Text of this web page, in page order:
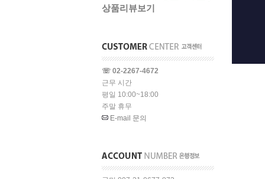
상품리뷰보기
☏ 02-2267-4672
근무 시간
평일 10:00~18:00
주말 휴무
E-mail 문의